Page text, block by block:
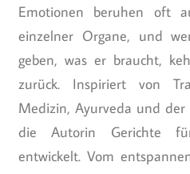
Emotionen beruhen oft
einzelner Organe, und
geben, was er braucht,
zurück. Inspiriert von
Medizin, Ayurveda und
die Autorin Gerichte
entwickelt. Vom